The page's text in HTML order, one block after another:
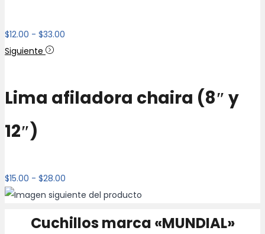
$12.00 - $33.00
$12.00
Siguiente
Lima afiladora chaira (8″ y
12″)
$15.00 - $28.00
de
desde
Cuchillos marca «MUNDIAL»